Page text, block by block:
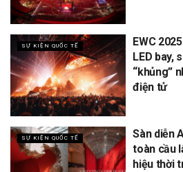
SỰ KIỆN QUỐC TẾ
EWC
LED bay,
“khủng”
điện tử
SỰ KIỆN QUỐC TẾ
Sàn diễn
toàn cầu
hiệu thời